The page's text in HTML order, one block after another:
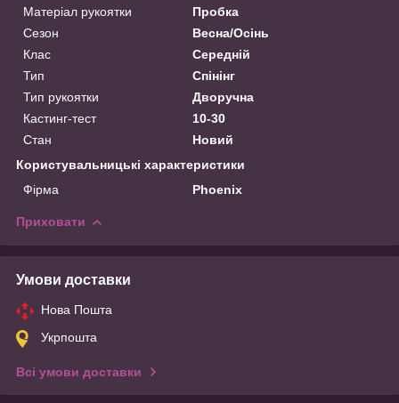
Матеріал рукоятки
Пробка
Сезон
Весна/Осінь
Клас
Середній
Тип
Спінінг
Тип рукоятки
Дворучна
Кастинг-тест
10-30
Стан
Новий
Користувальницькі характеристики
Фірма
Phoenix
Приховати
Умови доставки
Нова Пошта
Укрпошта
Всі умови доставки